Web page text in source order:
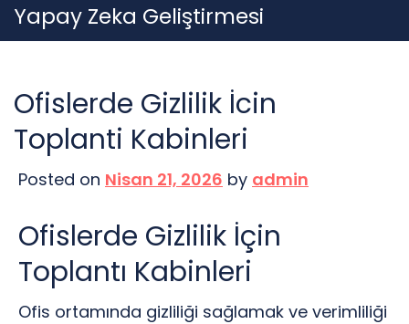
Skip
to
Yapay Zeka Geliştirmesi
Ofislerde Gizlilik İcin
Toplanti Kabinleri
Posted on Nisan 21, 2026 by admin
Ofislerde Gizlilik İçin
Toplantı Kabinleri
Ofis ortamında gizliliği sağlamak ve verimliliği